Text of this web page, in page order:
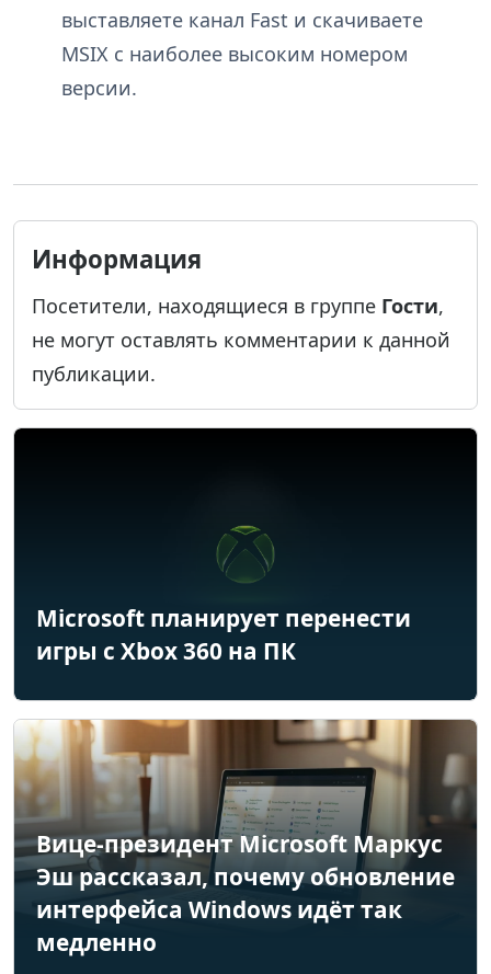
выставляете канал Fast и скачиваете
MSIX с наиболее высоким номером
версии.
Информация
Посетители, находящиеся в группе Гости,
не могут оставлять комментарии к данной
публикации.
Microsoft планирует перенести
игры с Xbox 360 на ПК
Вице-президент Microsoft Маркус
Эш рассказал, почему обновление
интерфейса Windows идёт так
медленно